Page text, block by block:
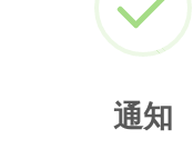
通知